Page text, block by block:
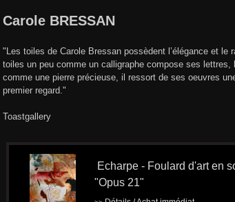
Carole BRESSAN
"Les toiles de Carole Bressan possèdent l’élégance et le
toiles un peu comme un calligraphe compose ses
comme une pierre précieuse, il ressort de ses oeuvres
premier regard."
Toastgallery
Echarpe - Foulard d'art en
"Opus 21"